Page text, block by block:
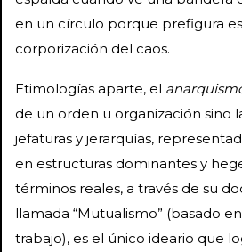
en un círculo porque prefigura
corporización del caos.
Etimologías aparte, el
de un orden u organización sino
jefaturas y jerarquías,
en estructuras dominantes y
términos reales, a través de su
llamada “Mutualismo” (basado
trabajo), es el único ideario que